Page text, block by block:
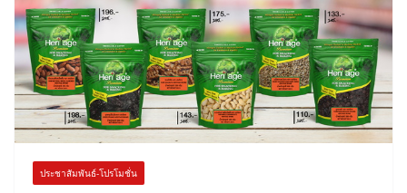
ประชาสัมพันธ์-โปรโมชั่น